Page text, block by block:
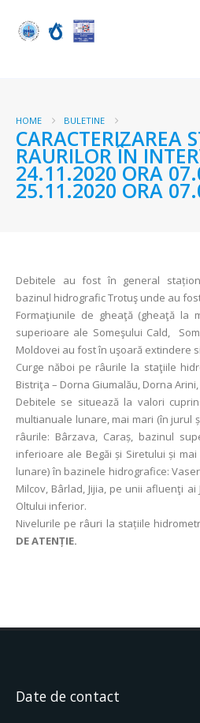
HOME BULETINE
CARACTERIZAREA
RAURILOR ÎN
24.11.2020 ORA
25.11.2020 ORA
Debitele au fost în general
bazinul hidrografic Trotuş unde au
Formaţiunile de gheaţă (gheaţă la
superioare ale Someşului Cald,
Moldovei au fost în uşoară extindere
Curge năboi pe râurile la staţiile
Bistriţa – Dorna Giumalău, Dorna
Debitele se situează la valori
multianuale lunare, mai mari (în jurul
râurile: Bârzava, Caraș, bazinul
inferioare ale Begăi și Siretului și
lunare) în bazinele hidrografice:
Milcov, Bârlad, Jijia, pe unii afluenţi
Oltului inferior.
Nivelurile pe râuri la stațiile
DE ATENȚIE.
Date de contact